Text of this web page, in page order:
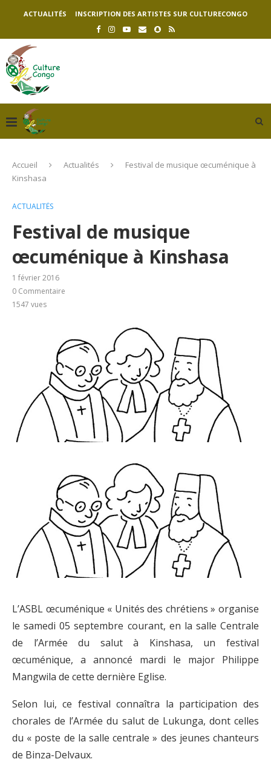
ACTUALITÉS INSCRIPTION DES ARTISTES SUR CULTURECONGO
Accueil Actualités
Festival de musique œcuménique à
Kinshasa
ACTUALITÉS
Festival de musique
œcuménique à Kinshasa
1 février 2016
0 Commentaire
1547 vues
L’ASBL œcuménique « Unités des chrétiens » organise
le samedi 05 septembre courant, en la salle Centrale
de l’Armée du salut à Kinshasa, un festival
œcuménique, a annoncé mardi le major Philippe
Mangwila de cette dernière Eglise.
Selon lui, ce festival connaîtra la participation des
chorales de l’Armée du salut de Lukunga, dont celles
du « poste de la salle centrale » des jeunes chanteurs
de Binza-Delvaux.